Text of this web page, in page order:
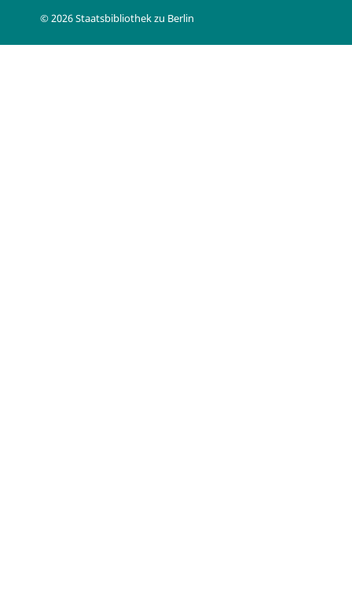
© 2026 Staatsbibliothek zu Berlin